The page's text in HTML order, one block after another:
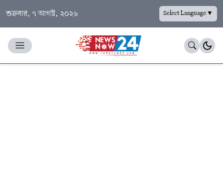
শুক্রবার, ৭ আগস্ট, ২০২৬ Select Language▼